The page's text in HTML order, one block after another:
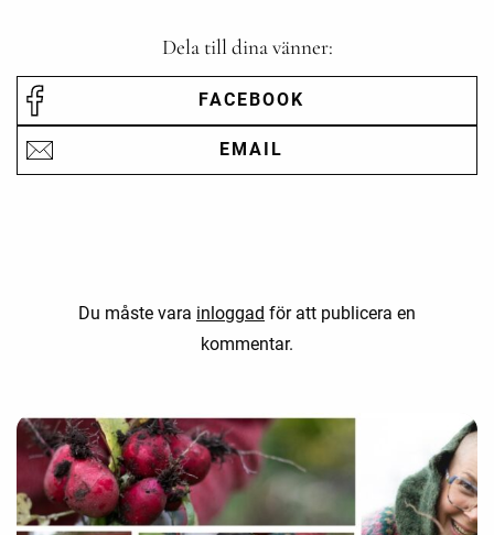
Dela till dina vänner:
FACEBOOK
EMAIL
Du måste vara inloggad för att publicera en
kommentar.